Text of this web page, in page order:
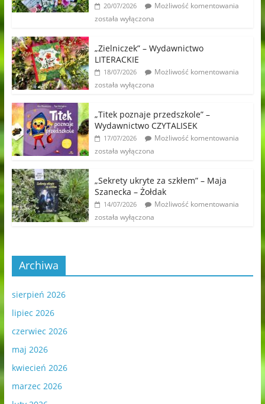
20/07/2026
Możliwość komentowania
została wyłączona
„Zielniczek” – Wydawnictwo
LITERACKIE
18/07/2026
Możliwość komentowania
została wyłączona
„Titek poznaje przedszkole” –
Wydawnictwo CZYTALISEK
17/07/2026
Możliwość komentowania
została wyłączona
„Sekrety ukryte za szkłem” – Maja
Szanecka – Żołdak
14/07/2026
Możliwość komentowania
została wyłączona
Archiwa
sierpień 2026
lipiec 2026
czerwiec 2026
maj 2026
kwiecień 2026
marzec 2026